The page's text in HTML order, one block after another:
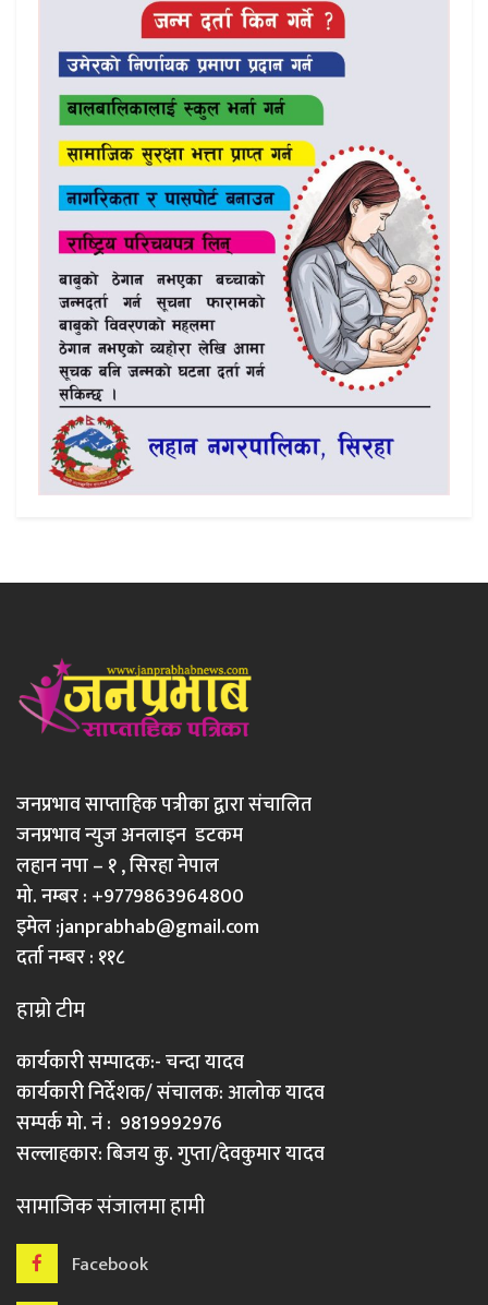
जनप्रभाव साप्ताहिक पत्रीका द्वारा संचालित
जनप्रभाव न्युज अनलाइन डटकम
लहान नपा – १ , सिरहा नेपाल
मो. नम्बर : +9779863964800
इमेल :janprabhab@gmail.com
दर्ता नम्बर : ११८
हाम्रो टीम
कार्यकारी सम्पादक:- चन्दा यादव
कार्यकारी निर्देशक/ संचालक: आलोक यादव
सम्पर्क मो. नं : 9819992976
सल्लाहकार: बिजय कु. गुप्ता/देवकुमार यादव
सामाजिक संजालमा हामी
Facebook